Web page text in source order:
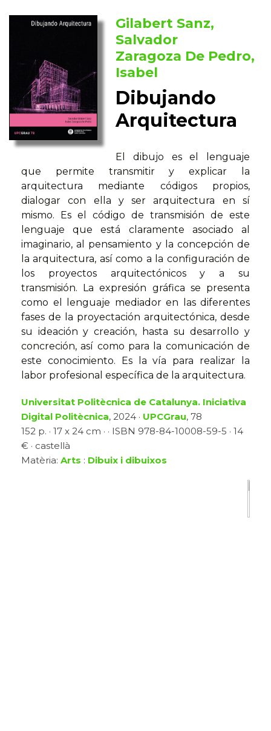
Gilabert Sanz,
Salvador
Zaragoza De Pedro,
Isabel
Dibujando
Arquitectura
El dibujo es el lenguaje
que permite transmitir y explicar la
arquitectura mediante códigos propios,
dialogar con ella y ser arquitectura en sí
mismo. Es el código de transmisión de este
lenguaje que está claramente asociado al
imaginario, al pensamiento y la concepción de
la arquitectura, así como a la configuración de
los proyectos arquitectónicos y a su
transmisión. La expresión gráfica se presenta
como el lenguaje mediador en las diferentes
fases de la proyectación arquitectónica, desde
su ideación y creación, hasta su desarrollo y
concreción, así como para la comunicación de
este conocimiento. Es la vía para realizar la
labor profesional específica de la arquitectura.
Universitat Politècnica de Catalunya. Iniciativa
Digital Politècnica, 2024 · UPCGrau, 78
152 p. · 17 x 24 cm · · ISBN 978-84-10008-59-5 · 14
€ · castellà
Matèria: Arts : Dibuix i dibuixos